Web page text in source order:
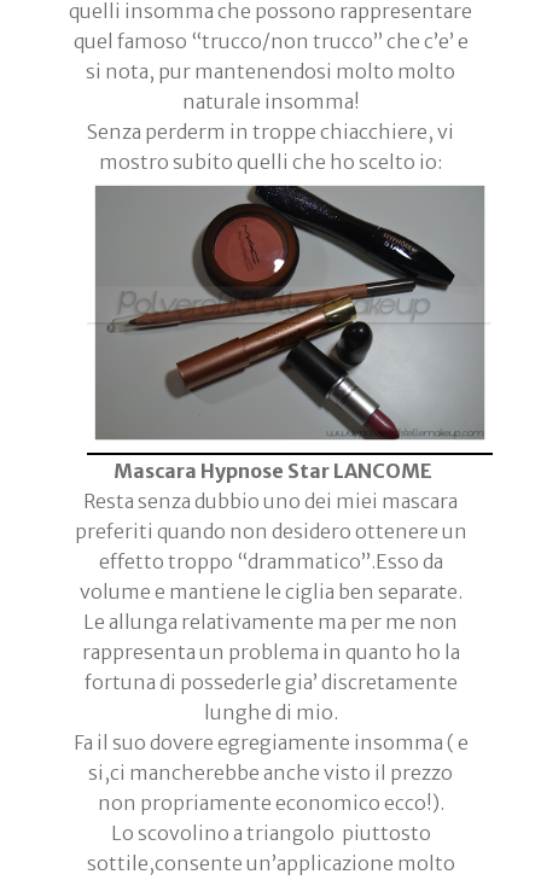
quelli insomma che possono rappresentare
quel famoso “trucco/non trucco” che c’e’ e
si nota, pur mantenendosi molto molto
naturale insomma!
Senza perderm in troppe chiacchiere, vi
mostro subito quelli che ho scelto io:
Mascara Hypnose Star LANCOME
Resta senza dubbio uno dei miei mascara
preferiti quando non desidero ottenere un
effetto troppo “drammatico”.Esso da
volume e mantiene le ciglia ben separate.
Le allunga relativamente ma per me non
rappresenta un problema in quanto ho la
fortuna di possederle gia’ discretamente
lunghe di mio.
Fa il suo dovere egregiamente insomma ( e
si,ci mancherebbe anche visto il prezzo
non propriamente economico ecco!).
Lo scovolino a triangolo piuttosto
sottile,consente un’applicazione molto